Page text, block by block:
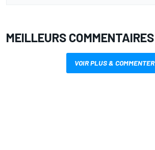
MEILLEURS COMMENTAIRES
VOIR PLUS & COMMENTER